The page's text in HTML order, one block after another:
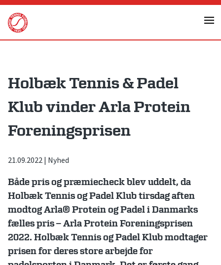
Skip
content
Holbæk Tennis & Padel
Klub vinder Arla Protein
Foreningsprisen
21.09.2022 | Nyhed
Både pris og præmiecheck blev uddelt, da
Holbæk Tennis og Padel Klub tirsdag aften
modtog Arla® Protein og Padel i Danmarks
fælles pris – Arla Protein Foreningsprisen
2022. Holbæk Tennis og Padel Klub modtager
prisen for deres store arbejde for